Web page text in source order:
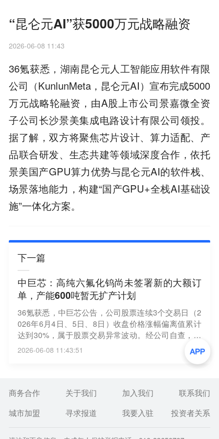
“昆仑元AI”获5000万元战略融资
2026-06-08 11:43
36氪获悉，湖南昆仑元人工智能应用软件有限
公司（KunlunMeta，昆仑元AI）宣布完成5000
万元战略轮融资，由A股上市公司景嘉微全资
子公司长沙景美集成电路设计有限公司领投。
据了解，双方将聚焦芯片设计、算力适配、产
品联合研发、生态共建等领域深度合作，依托
景美国产GPU算力优势与昆仑元AI的软件栈、
场景落地能力，构建“国产GPU+全栈AI基础设
施”一体化方案。
下一篇
中巨芯：高纯六氟化钨尚未签署新的大额订
单，产能600吨暂无扩产计划
36氪获悉，中巨芯公告，公司股票连续3个交易日（2
026年6月4日、5日、8日）收盘价格涨幅偏离值累计
达到30%，属于股票交易异常波动。经公司自查，有
媒体报道海外六氟化钨供应链紧张，国内六氟化钨出
口量价齐升。公司对此澄清：截至目前，公司高纯六
氟化钨尚未签署新的任何具有法律约束力的长期或大
（博瑞电子持股51%）；公司六氟化钨目前产能为60
原材料采购成本增加。公司2025年度归母净利润为-1
元（未经审计）。公司不存在应披露而未披露的重大
2026-06-08 11:43:51
商务合作 关于我们 加入我们
联系我们
城市加盟
寻求报道 我要入驻 投资者关系